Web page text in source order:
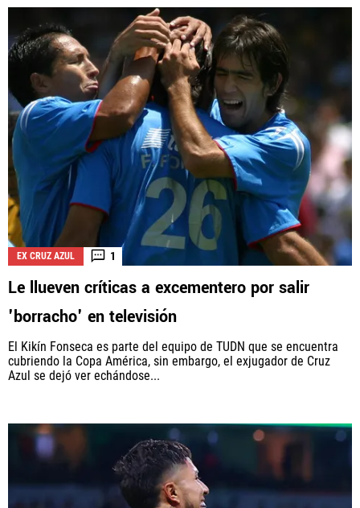
EX CRUZ AZUL 1
Le llueven críticas a excementero por salir
'borracho' en televisión
El Kikín Fonseca es parte del equipo de TUDN que se encuentra
cubriendo la Copa América, sin embargo, el exjugador de Cruz
Azul se dejó ver echándose...